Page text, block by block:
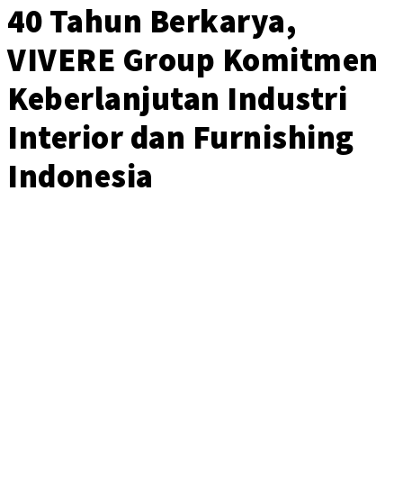
40 Tahun Berkarya,
VIVERE Group Komitmen
Keberlanjutan Industri
Interior dan Furnishing
Indonesia